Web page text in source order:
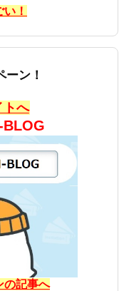
！
ン！
へ
BLOG
の記事へ